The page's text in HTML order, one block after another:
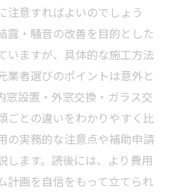
注意すればよいのでしょう
露・騒音の改善を目的とした
いますが、具体的な施工方法
業者選びのポイントは意外と
窓設置・外窓交換・ガラス交
ごとの違いをわかりやすく比
の実務的な注意点や補助申請
します。読後には、より費用
計画を自信をもって立てられ